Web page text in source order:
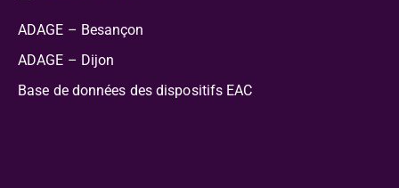
ADAGE – Besançon
ADAGE – Dijon
Base de données des dispositifs EAC